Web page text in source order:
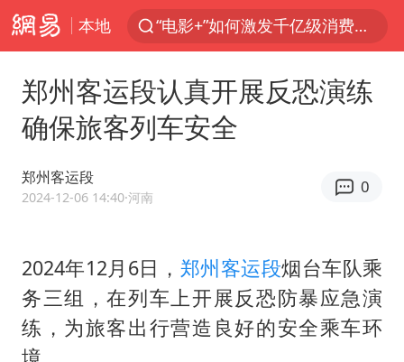
本地
“电影+”如何激发千亿级消费新活力？
台风白海豚已进入24小时警戒线
胡彦斌韩磊 谁帮谁
上海：台风白海豚或将带来龙卷风
百花奖开幕式
郑州客运段认真开展反恐演练
确保旅客列车安全
郑州客运段
2024-12-06 14:40·河南
0
2024年12月6日， 郑州客运段烟台车队乘
务三组，在列车上开展反恐防暴应急演
练，为旅客出行营造良好的安全乘车环